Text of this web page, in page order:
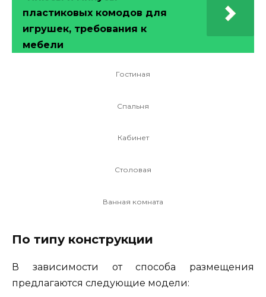
пластиковых комодов для
игрушек, требования к
мебели
Гостиная
Спальня
Кабинет
Столовая
Ванная комната
По типу конструкции
В зависимости от способа размещения
предлагаются следующие модели: